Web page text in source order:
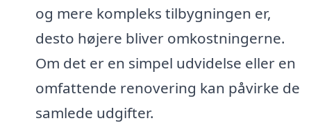
og mere kompleks tilbygningen er,
desto højere bliver omkostningerne.
Om det er en simpel udvidelse eller en
omfattende renovering kan påvirke de
samlede udgifter.